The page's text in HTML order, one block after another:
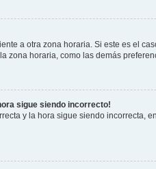
a otra zona horaria. Si este es el
zona horaria, como las demás
sigue siendo incorrecto!
y la hora sigue siendo incorrecta,